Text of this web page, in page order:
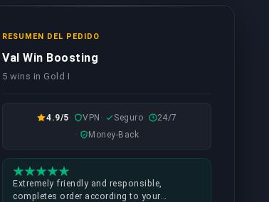
RESUMEN DEL PEDIDO
Val Win Boosting
5 wins in Gold I
4.9/5 VPN Seguro
24/7
Money-Back
Extremely friendly and responsible,
completes order according to your